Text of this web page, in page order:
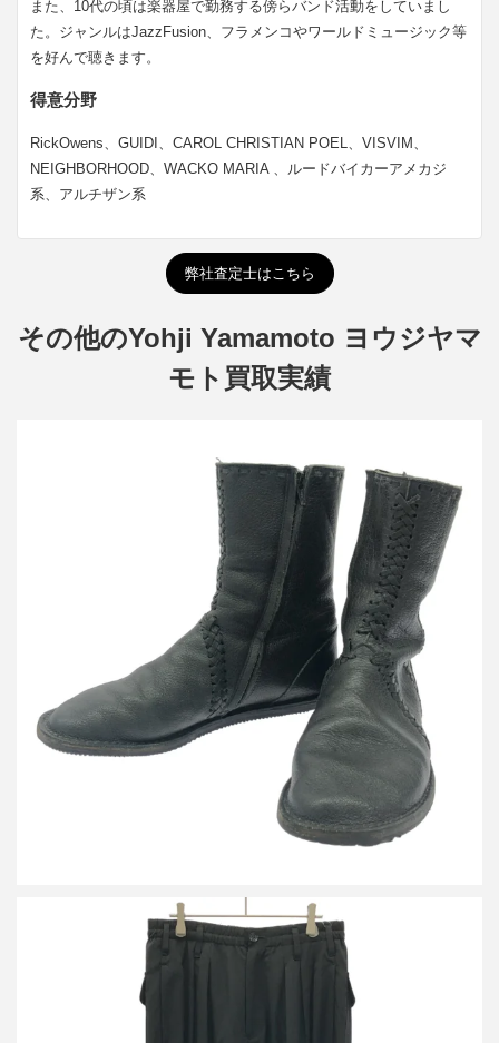
また、10代の頃は楽器屋で勤務する傍らバンド活動をしていまし
た。ジャンルはJazzFusion、フラメンコやワールドミュージック等
を好んで聴きます。
得意分野
RickOwens、GUIDI、CAROL CHRISTIAN POEL、VISVIM、
NEIGHBORHOOD、WACKO MARIA 、ルードバイカーアメカジ
系、アルチザン系
弊社査定士はこちら
その他のYohji Yamamoto ヨウジヤマ
モト買取実績
ヨウジヤマモト ファム ブレイドデザインレザーブーツ
詳しく見る